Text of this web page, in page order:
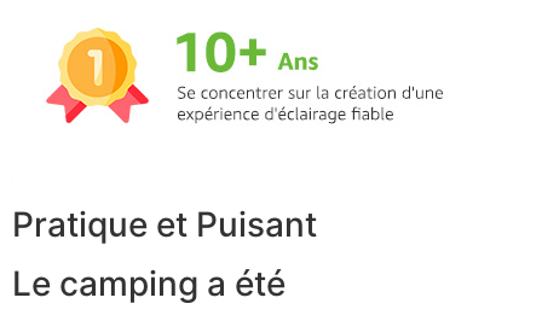
Pratique et Puisant
Le camping a été